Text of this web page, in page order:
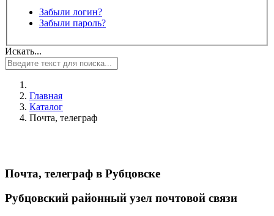
Забыли логин?
Забыли пароль?
Искать...
Главная
Каталог
Почта, телеграф
Почта, телеграф в Рубцовске
Рубцовский районный узел почтовой связи